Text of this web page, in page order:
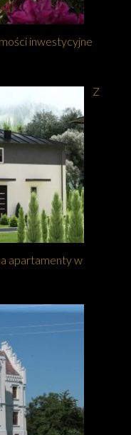
inwestycyjne
Z
apartamenty w